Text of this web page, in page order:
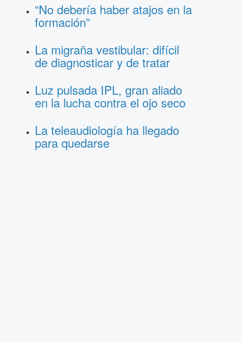
“No debería haber atajos en la
formación”
La migraña vestibular: difícil
de diagnosticar y de tratar
Luz pulsada IPL, gran aliado
en la lucha contra el ojo seco
La teleaudiología ha llegado
para quedarse